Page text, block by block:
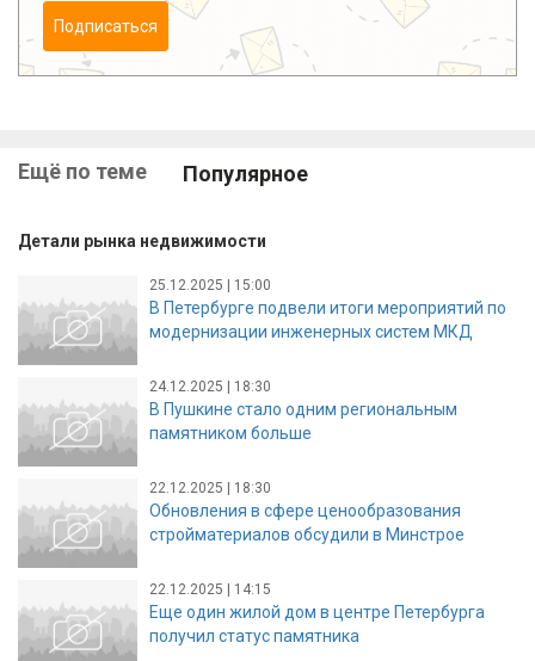
Подписаться
Ещё по теме Популярное
Детали рынка недвижимости
25.12.2025 | 15:00
В Петербурге подвели итоги мероприятий по
модернизации инженерных систем МКД
24.12.2025 | 18:30
В Пушкине стало одним региональным
памятником больше
22.12.2025 | 18:30
Обновления в сфере ценообразования
стройматериалов обсудили в Минстрое
22.12.2025 | 14:15
Еще один жилой дом в центре Петербурга
получил статус памятника